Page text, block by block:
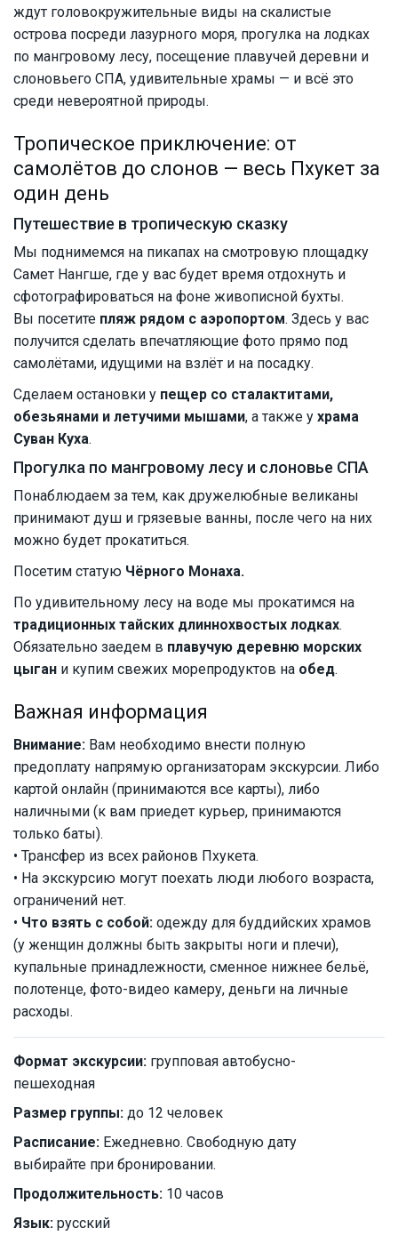
ждут головокружительные виды на скалистые
острова посреди лазурного моря, прогулка на лодках
по мангровому лесу, посещение плавучей деревни и
слоновьего СПА, удивительные храмы — и всё это
среди невероятной природы.
Тропическое приключение: от
самолётов до слонов — весь Пхукет за
один день
Путешествие в тропическую сказку
Мы поднимемся на пикапах на смотровую площадку
Самет Нангше, где у вас будет время отдохнуть и
сфотографироваться на фоне живописной бухты.
Вы посетите пляж рядом с аэропортом. Здесь у вас
получится сделать впечатляющие фото прямо под
самолётами, идущими на взлёт и на посадку.
Сделаем остановки у пещер со сталактитами,
обезьянами и летучими мышами, а также у храма
Суван Куха.
Прогулка по мангровому лесу и слоновье СПА
Понаблюдаем за тем, как дружелюбные великаны
принимают душ и грязевые ванны, после чего на них
можно будет прокатиться.
Посетим статую Чёрного Монаха.
По удивительному лесу на воде мы прокатимся на
традиционных тайских длиннохвостых лодках.
Обязательно заедем в плавучую деревню морских
цыган и купим свежих морепродуктов на обед.
Важная информация
Внимание: Вам необходимо внести полную
предоплату напрямую организаторам экскурсии. Либо
картой онлайн (принимаются все карты), либо
наличными (к вам приедет курьер, принимаются
только баты).
• Трансфер из всех районов Пхукета.
• На экскурсию могут поехать люди любого возраста,
ограничений нет.
• Что взять с собой: одежду для буддийских храмов
(у женщин должны быть закрыты ноги и плечи),
купальные принадлежности, сменное нижнее бельё,
полотенце, фото-видео камеру, деньги на личные
расходы.
Формат экскурсии: групповая автобусно-
пешеходная
Размер группы: до 12 человек
Расписание: Ежедневно. Свободную дату
выбирайте при бронировании.
Продолжительность: 10 часов
Язык: русский